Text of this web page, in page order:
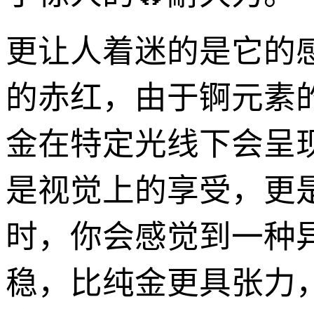
更让人着迷的是它的
的赤红，由于锕元素
金在特定光线下会呈
是视觉上的享受，更
时，你会感觉到一种
稳，比纯金更具张力